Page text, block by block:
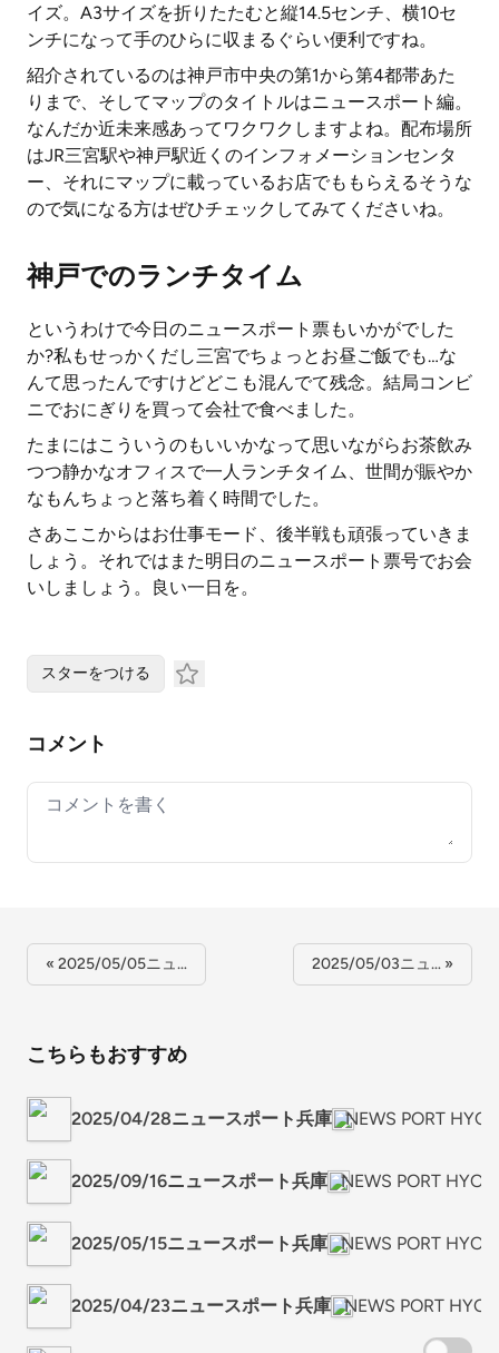
イズ。A3サイズを折りたたむと縦14.5センチ、横10セ
ンチになって手のひらに収まるぐらい便利ですね。
紹介されているのは神戸市中央の第1から第4都帯あた
りまで、そしてマップのタイトルはニュースポート編。
なんだか近未来感あってワクワクしますよね。配布場所
はJR三宮駅や神戸駅近くのインフォメーションセンタ
ー、それにマップに載っているお店でももらえるそうな
ので気になる方はぜひチェックしてみてくださいね。
神戸でのランチタイム
というわけで今日のニュースポート票もいかがでした
か?私もせっかくだし三宮でちょっとお昼ご飯でも…な
んて思ったんですけどどこも混んでて残念。結局コンビ
ニでおにぎりを買って会社で食べました。
たまにはこういうのもいいかなって思いながらお茶飲み
つつ静かなオフィスで一人ランチタイム、世間が賑やか
なもんちょっと落ち着く時間でした。
さあここからはお仕事モード、後半戦も頑張っていきま
しょう。それではまた明日のニュースポート票号でお会
いしましょう。良い一日を。
スターをつける
コメント
Your comment
« 2025/05/05ニュ… 2025/05/03ニュ… »
こちらもおすすめ
2025/04/28ニュースポート兵庫 NEWS PORT
2025/09/16ニュースポート兵庫 NEWS PORT
2025/05/15ニュースポート兵庫 NEWS PORT
2025/04/23ニュースポート兵庫 NEWS PORT